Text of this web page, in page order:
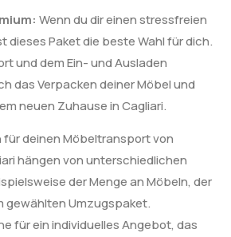
Wenn du dir einen stressfreien
dieses Paket die beste Wahl für dich.
und dem Ein- und Ausladen
das Verpacken deiner Möbel und
neuen Zuhause in Cagliari.
für deinen Möbeltransport von
hängen von unterschiedlichen
der Menge an Möbeln, der
gewählten Umzugspaket.
für ein individuelles Angebot, das